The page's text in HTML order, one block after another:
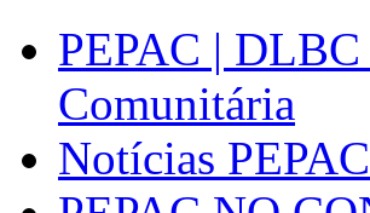
PEPAC |
Comunitária
Notícias